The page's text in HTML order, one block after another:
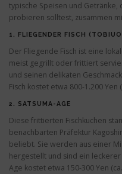
typische Speisen und Getränke,
probieren solltest, zusammen
1. FLIEGENDER FISCH
Der Fliegende Fisch ist eine
meist gegrillt oder frittiert
und seinen delikaten
Fisch kostet etwa 800-1.200 Yen
2. SATSUMA-AGE
Diese frittierten Fischkuchen
benachbarten Präfektur
beliebt. Sie werden aus einer
hergestellt und sind ein leckerer
Age kostet etwa 150-300 Yen